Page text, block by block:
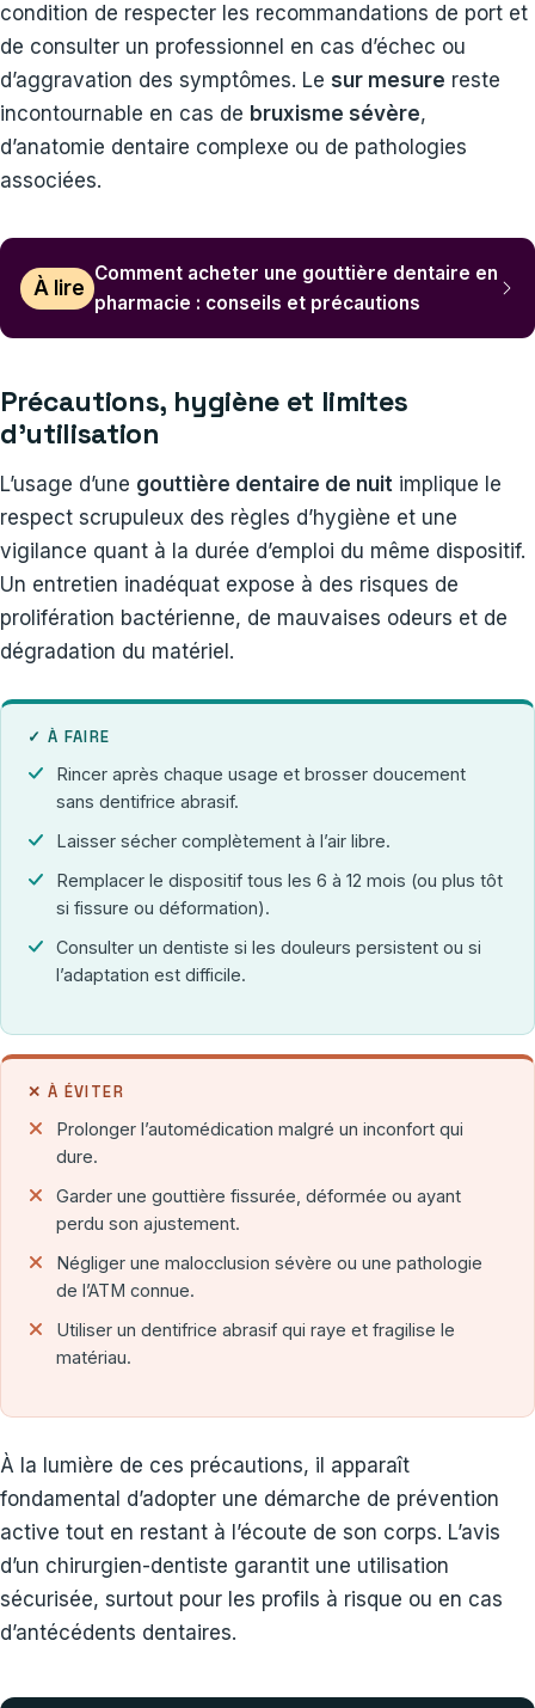
condition de respecter les recommandations de port et
de consulter un professionnel en cas d’échec ou
d’aggravation des symptômes. Le sur mesure reste
incontournable en cas de bruxisme sévère,
d’anatomie dentaire complexe ou de pathologies
associées.
À lire
Comment acheter une gouttière dentaire en
pharmacie : conseils et précautions
Précautions, hygiène et limites
d’utilisation
L’usage d’une gouttière dentaire de nuit implique le
respect scrupuleux des règles d’hygiène et une
vigilance quant à la durée d’emploi du même dispositif.
Un entretien inadéquat expose à des risques de
prolifération bactérienne, de mauvaises odeurs et de
dégradation du matériel.
✓ À FAIRE
Rincer après chaque usage et brosser doucement
sans dentifrice abrasif.
Laisser sécher complètement à l’air libre.
Remplacer le dispositif tous les 6 à 12 mois (ou plus tôt
si fissure ou déformation).
Consulter un dentiste si les douleurs persistent ou si
l’adaptation est difficile.
✕ À ÉVITER
Prolonger l’automédication malgré un inconfort qui
dure.
Garder une gouttière fissurée, déformée ou ayant
perdu son ajustement.
Négliger une malocclusion sévère ou une pathologie
de l’ATM connue.
Utiliser un dentifrice abrasif qui raye et fragilise le
matériau.
À la lumière de ces précautions, il apparaît
fondamental d’adopter une démarche de prévention
active tout en restant à l’écoute de son corps. L’avis
d’un chirurgien-dentiste garantit une utilisation
sécurisée, surtout pour les profils à risque ou en cas
d’antécédents dentaires.